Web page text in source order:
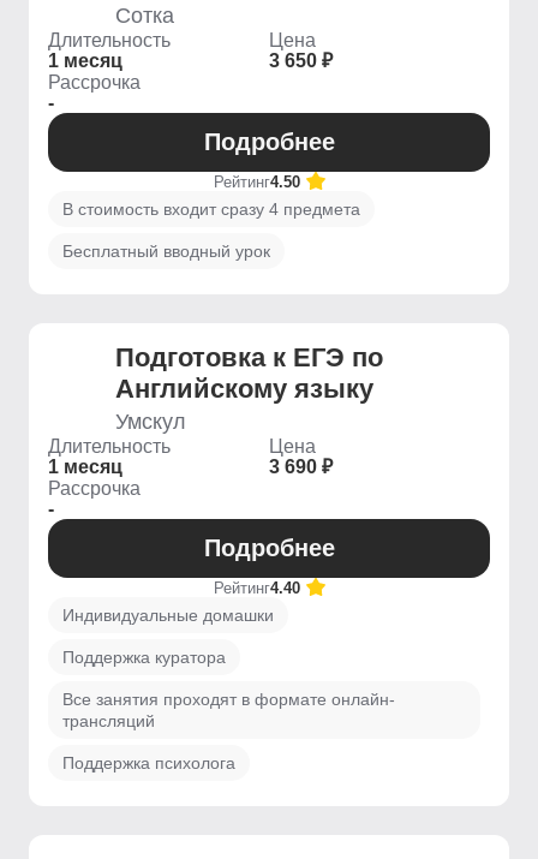
Сотка
Длительность
1 месяц
Цена
3 650 ₽
Рассрочка
-
Подробнее
Рейтинг4.50
В стоимость входит сразу 4 предмета
Бесплатный вводный урок
Подготовка к ЕГЭ по
Английскому языку
Умскул
Длительность
1 месяц
Цена
3 690 ₽
Рассрочка
-
Подробнее
Рейтинг4.40
Индивидуальные домашки
Поддержка куратора
Все занятия проходят в формате онлайн-
трансляций
Поддержка психолога